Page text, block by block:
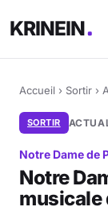
KRINEIN
Accueil › Sortir ›
SORTIR
Notre Dame de
Notre
musicale